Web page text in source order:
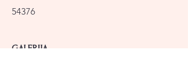
54376
GALERIJA